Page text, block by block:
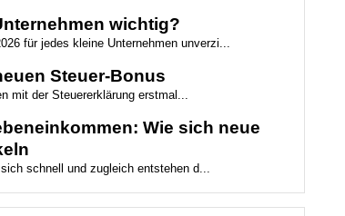
wichtig?
für jedes kleine Unternehmen unverzi...
Steuer-Bonus
mit der Steuererklärung erstmal...
Wie sich neue
schnell und zugleich entstehen d...